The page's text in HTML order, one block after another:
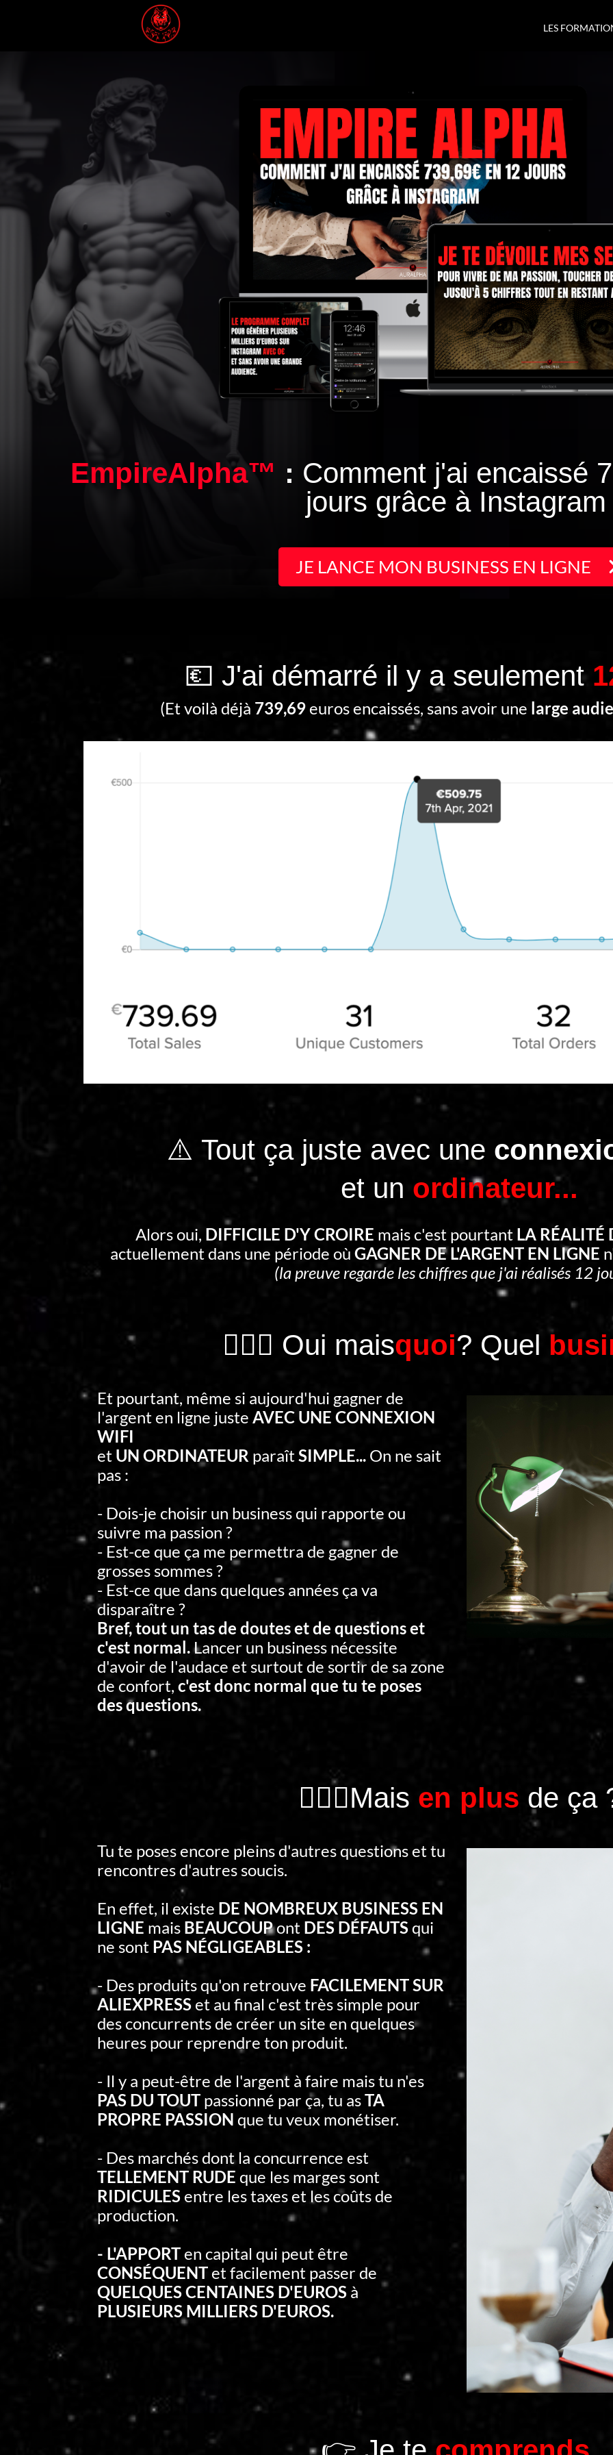
LES
EmpireAlpha™ : Comment j'ai encaissé
jours grâce à Instagram
JE LANCE MON BUSINESS EN LIGNE
💶 J'ai démarré il y a seulement
(Et voilà déjà 739,69 euros encaissés, sans avoir une large
⚠️ Tout ça juste avec une
et un ordinateur...
Alors oui, DIFFICILE D'Y CROIRE mais c'est pourtant LA RÉALITÉ
actuellement dans une période où GAGNER DE L'ARGENT EN LIGNE
(la preuve regarde les chiffres que j'ai réalisés 12
🤷🏻‍♂️ Oui maisquoi? Quel
Et pourtant, même si aujourd'hui gagner de
l'argent en ligne juste AVEC UNE CONNEXION
WIFI
et UN ORDINATEUR paraîtSIMPLE... On ne sait
pas :
- Dois-je choisir un business qui rapporte ou
suivre ma passion ?
- Est-ce que ça me permettra de gagner de
grosses sommes ?
- Est-ce que dans quelques années ça va
disparaître ?
Bref, tout un tas de doutes et de questions et
c'est normal.Lancer un business nécessite
d'avoir de l'audace et surtout de sortir de sa zone
de confort, c'est donc normal que tu te poses
des questions.
🤦🏻‍♂️Mais en plus de ça
Tu te poses encore pleins d'autres questions et tu
rencontres d'autres soucis.
En effet, il existe DE NOMBREUX BUSINESS EN
LIGNE mais BEAUCOUPont DES DÉFAUTSqui
ne sont PAS NÉGLIGEABLES :
- Des produits qu'on retrouve FACILEMENT SUR
ALIEXPRESS et au final c'est très simple pour
des concurrents de créer un site en quelques
heures pour reprendre ton produit.
- Il y a peut-être de l'argent à faire mais tu n'es
PAS DU TOUT passionné par ça, tu asTA
PROPRE PASSION que tu veux monétiser.
- Des marchés dont la concurrence est
TELLEMENT RUDE que les marges sont
RIDICULES entre les taxes et les coûts de
production.
- L'APPORT en capital qui peut être
CONSÉQUENT et facilement passer de
QUELQUES CENTAINES D'EUROS à
PLUSIEURS MILLIERS D'EUROS.